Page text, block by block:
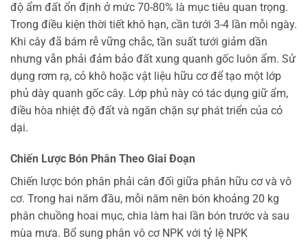
độ ẩm đất ổn định ở mức 70-80% là mục tiêu quan trọng.
Trong điều kiện thời tiết khô hạn, cần tưới 3-4 lần mỗi ngày.
Khi cây đã bám rễ vững chắc, tần suất tưới giảm dần
nhưng vẫn phải đảm bảo đất xung quanh gốc luôn ẩm. Sử
dụng rơm rạ, cỏ khô hoặc vật liệu hữu cơ để tạo một lớp
phủ dày quanh gốc cây. Lớp phủ này có tác dụng giữ ẩm,
điều hòa nhiệt độ đất và ngăn chặn sự phát triển của cỏ
dại.
Chiến Lược Bón Phân Theo Giai Đoạn
Chiến lược bón phân phải cân đối giữa phân hữu cơ và vô
cơ. Trong hai năm đầu, mỗi năm nên bón khoảng 20 kg
phân chuồng hoai mục, chia làm hai lần bón trước và sau
mùa mưa. Bổ sung phân vô cơ NPK với tỷ lệ NPK